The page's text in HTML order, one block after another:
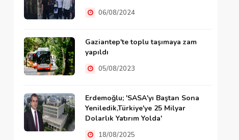
06/08/2024
Gaziantep'te toplu taşımaya zam
yapıldı
05/08/2023
Erdemoğlu; 'SASA'yı Baştan Sona
Yeniledik,Türkiye'ye 25 Milyar
Dolarlık Yatırım Yolda'
18/08/2025